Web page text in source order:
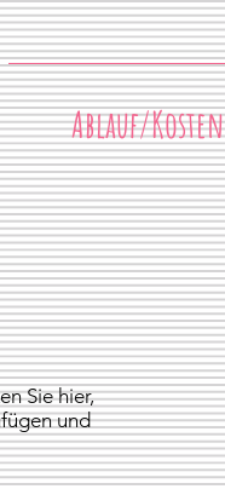
Ablauf/Kosten
Sie hier,
und